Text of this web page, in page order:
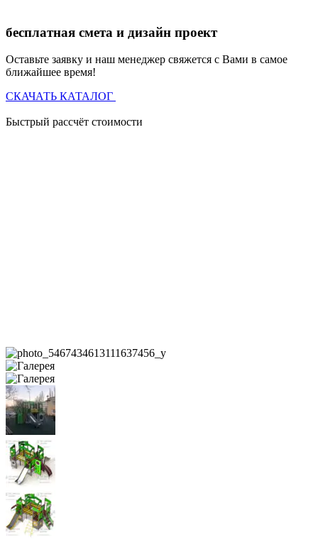
бесплатная смета и дизайн проект
Оставьте заявку и наш менеджер свяжется с Вами в самое
ближайшее время!
СКАЧАТЬ КАТАЛОГ
Быстрый рассчёт стоимости